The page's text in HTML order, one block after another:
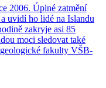
2006. Úplné zatmění
uvidí ho lidé na Islandu
zakryje asi 85
moci sledovat také
fakulty VŠB-